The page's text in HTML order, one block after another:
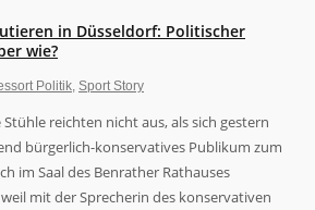
in Düsseldorf: Politischer
wie?
Politik Sport Story
Stühle reichten nicht aus, als sich gestern
bürgerlich-konservatives Publikum zum
im Saal des Benrather Rathauses
mit der Sprecherin des konservativen